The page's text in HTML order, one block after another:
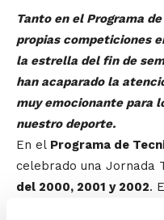
Tanto en el Programa
propias competiciones
la estrella del fin de
han acaparado la
muy emocionante para
nuestro deporte.
En el Programa de
celebrado una Jornada
del 2000, 2001 y 2002.
ha sido la primera